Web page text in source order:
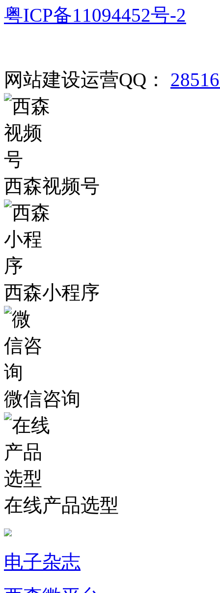
粤ICP备11094452号-2
网站建设运营QQ：
西森视频号
西森小程序
微信咨询
在线产品选型
电子杂志